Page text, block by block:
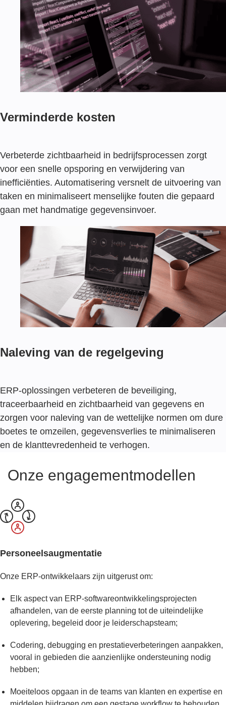
Verminderde kosten
Verbeterde zichtbaarheid in bedrijfsprocessen zorgt
voor een snelle opsporing en verwijdering van
inefficiënties. Automatisering versnelt de uitvoering van
taken en minimaliseert menselijke fouten die gepaard
gaan met handmatige gegevensinvoer.
Naleving van de regelgeving
ERP-oplossingen verbeteren de beveiliging,
traceerbaarheid en zichtbaarheid van gegevens en
zorgen voor naleving van de wettelijke normen om dure
boetes te omzeilen, gegevensverlies te minimaliseren
en de klanttevredenheid te verhogen.
Onze engagementmodellen
Personeelsaugmentatie
Onze ERP-ontwikkelaars zijn uitgerust om:
Elk aspect van ERP-softwareontwikkelingsprojecten
afhandelen, van de eerste planning tot de uiteindelijke
oplevering, begeleid door je leiderschapsteam;
Codering, debugging en prestatieverbeteringen aanpakken,
vooral in gebieden die aanzienlijke ondersteuning nodig
hebben;
Moeiteloos opgaan in de teams van klanten en expertise en